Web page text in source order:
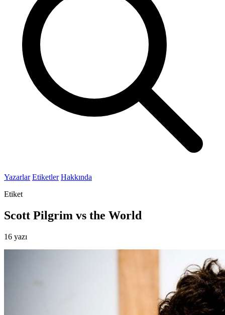
Yazarlar Etiketler Hakkında
Etiket
Scott Pilgrim vs the World
16 yazı